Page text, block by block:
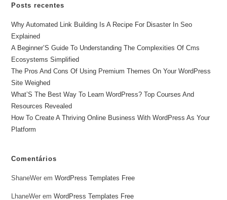
Posts recentes
Why Automated Link Building Is A Recipe For Disaster In Seo
Explained
A Beginner’S Guide To Understanding The Complexities Of Cms
Ecosystems Simplified
The Pros And Cons Of Using Premium Themes On Your WordPress
Site Weighed
What’S The Best Way To Learn WordPress? Top Courses And
Resources Revealed
How To Create A Thriving Online Business With WordPress As Your
Platform
Comentários
ShaneWer emWordPress Templates Free
LhaneWer emWordPress Templates Free